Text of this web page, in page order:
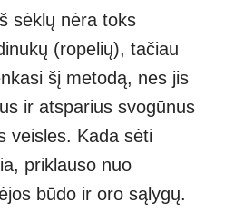
sėklų nėra toks
(ropelių), tačiau
šį metodą, nes jis
ir atsparius svogūnus
veisles. Kada sėti
priklauso nuo
būdo ir oro sąlygų.